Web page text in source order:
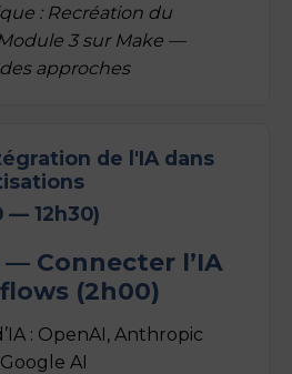
: Recréation du
3 sur Make —
approches
de l'IA dans
— 12h30)
— Connecter l’IA
(2h00)
: OpenAI, Anthropic
AI